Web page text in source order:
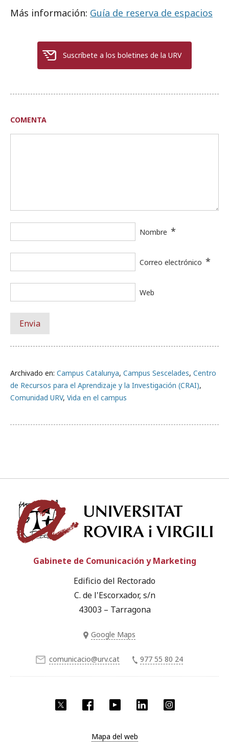
Más información: Guía de reserva de espacios
Suscríbete a los boletines de la URV
Archivado en: Campus Catalunya, Campus Sescelades, Centro
de Recursos para el Aprendizaje y la Investigación (CRAI),
Comunidad URV, Vida en el campus
COMENTA
Nombre *
Correo electrónico *
Web
Twitter Facebook YouTube LinkedIn
Gabinete de Comunicación y Marketing
Edificio del Rectorado
C. de l'Escorxador, s/n
43003 – Tarragona
Google Maps
comunicacio@urv.cat 977 55 80 24
Mapa del web